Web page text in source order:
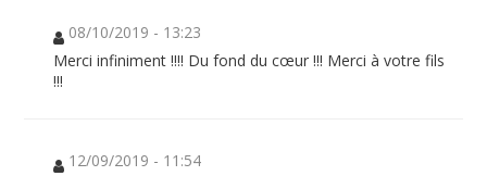
08/10/2019 - 13:23
Merci infiniment !!!! Du fond du cœur !!! Merci à votre fils
!!!
12/09/2019 - 11:54